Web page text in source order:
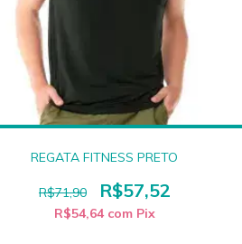
REGATA FITNESS PRETO
R$71,90 R$57,52
R$54,64 com Pix